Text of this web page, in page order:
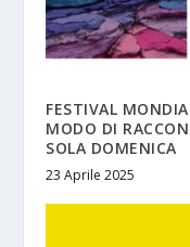
FESTIVAL
MODO DI
SOLA DOMENICA
23 Aprile 2025